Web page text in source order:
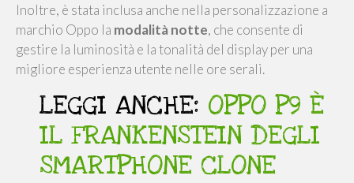
Inoltre, è stata inclusa anche nella personalizzazione a
marchio Oppo la modalità notte, che consente di
gestire la luminosità e la tonalità del display per una
migliore esperienza utente nelle ore serali.
LEGGI ANCHE: OPPO P9 È
IL FRANKENSTEIN DEGLI
SMARTPHONE CLONE